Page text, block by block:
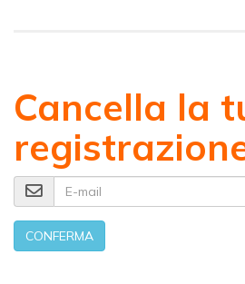
Cancella la
E-mail
CONFERMA